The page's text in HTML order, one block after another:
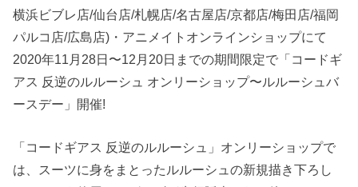
横浜ビブレ店/仙台店/札幌店/名古屋店/京都店/梅田店/福岡
パルコ店/広島店)・アニメイトオンラインショップにて
2020年11月28日〜12月20日までの期間限定で「コードギ
アス 反逆のルルーシュ オンリーショップ〜ルルーシュバ
ースデー」開催!
「コードギアス 反逆のルルーシュ」オンリーショップで
は、スーツに身をまとったルルーシュの新規描き下ろし